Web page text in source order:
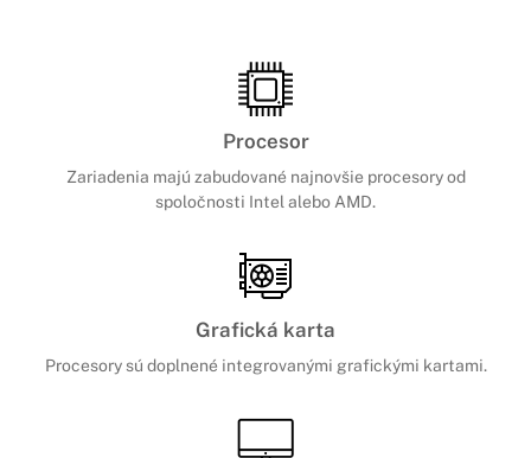
Procesor
Zariadenia majú zabudované najnovšie procesory od
spoločnosti Intel alebo AMD.
Grafická karta
Procesory sú doplnené integrovanými grafickými kartami.